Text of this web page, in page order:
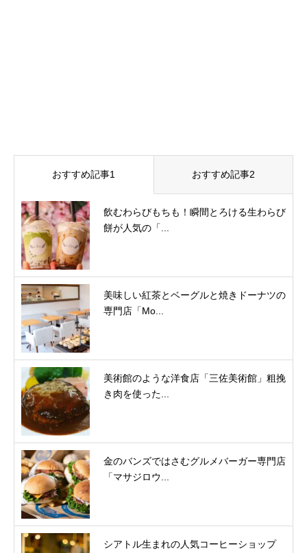
おすすめ記事1 おすすめ記事2
飲むわらびもちも！瞬間とろける生わらび
餅が人気の「...
美味しい紅茶とベーグルと焼きドーナツの
専門店「Mo...
美術館のような洋食店「三佐美術館」粗挽
き肉を使った...
金のバンズではさむグルメバーガー専門店
「マサジロウ...
シアトル生まれの人気コーヒーショップ